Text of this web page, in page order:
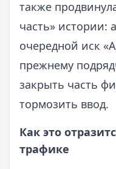
также
часть» истории:
очередной иск
прежнему
закрыть часть
тормозить ввод.
Как это
трафике